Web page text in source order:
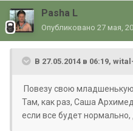
Pasha L
Опубликовано 27 мая,
В 27.05.2014 в 06:19,
Повезу свою
Там, как раз, Саша
если все будет нормально,